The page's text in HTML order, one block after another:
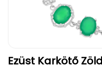
médiafájl
megnyitása
Ezüst Karkötő